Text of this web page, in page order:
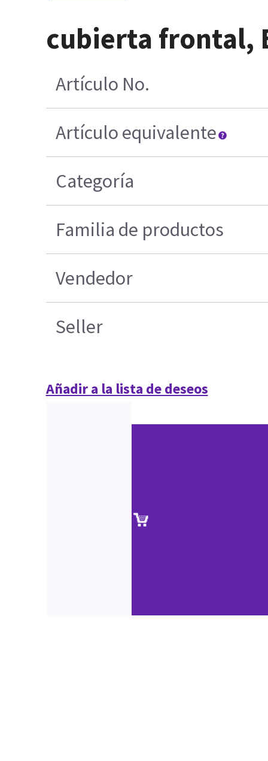
cubierta frontal,
Artículo No.
Artículo equivalente
Categoría
Familia de productos
Vendedor
Seller
Añadir a la lista de deseos